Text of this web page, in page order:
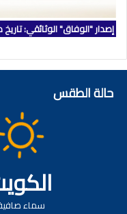
إصدار "الوفاق" الوثائقي: تاريخ
حالة الطقس
سماء